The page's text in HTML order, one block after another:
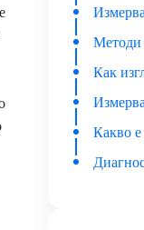
Методи
Как
Какво